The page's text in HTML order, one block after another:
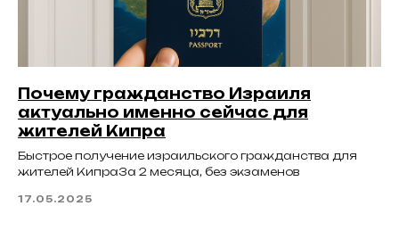
Почему гражданство Израиля
актуально именно сейчас для
жителей Кипра
Быстрое получение израильского гражданства для
жителей КипраЗа 2 месяца, без экзаменов
17.05.2025